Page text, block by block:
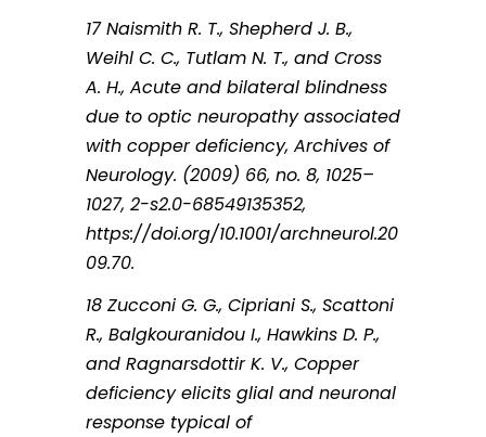
17 Naismith R. T., Shepherd J. B.,
Weihl C. C., Tutlam N. T., and Cross
A. H., Acute and bilateral blindness
due to optic neuropathy associated
with copper deficiency, Archives of
Neurology. (2009) 66, no. 8, 1025–
1027, 2-s2.0-68549135352,
https://doi.org/10.1001/archneurol.20
09.70.
18 Zucconi G. G., Cipriani S., Scattoni
R., Balgkouranidou I., Hawkins D. P.,
and Ragnarsdottir K. V., Copper
deficiency elicits glial and neuronal
response typical of